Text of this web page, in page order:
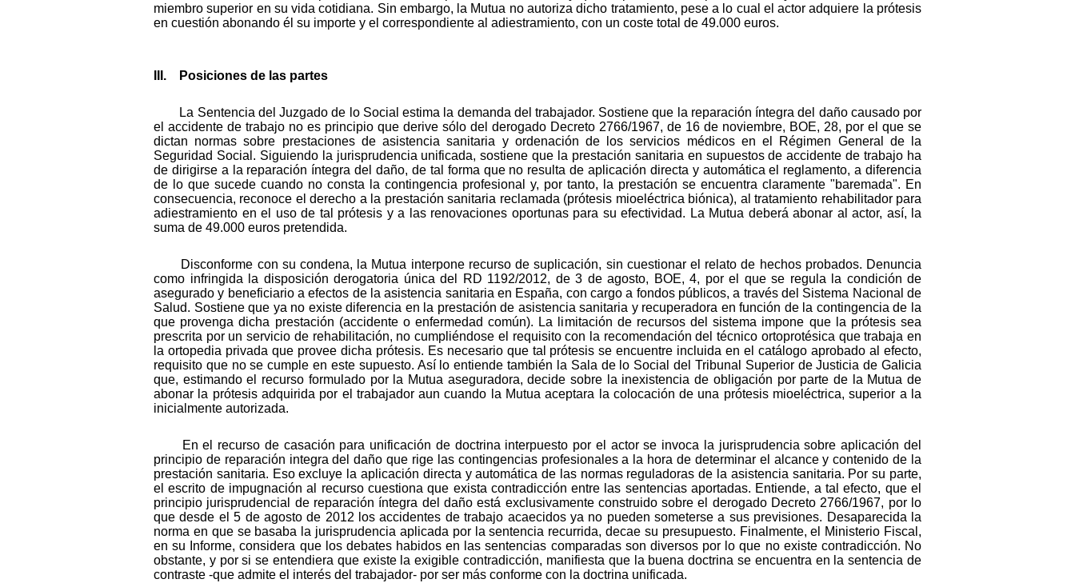
miembro superior en su vida cotidiana. Sin embargo, la Mutua no autoriza dicho tratamiento, pese a lo cual el actor adquiere la prótesis
en cuestión abonando él su importe y el correspondiente al adiestramiento, con un coste total de 49.000 euros.
III. Posiciones de las partes
La Sentencia del Juzgado de lo Social estima la demanda del trabajador. Sostiene que la reparación íntegra del daño causado por
el accidente de trabajo no es principio que derive sólo del derogado Decreto 2766/1967, de 16 de noviembre, BOE, 28, por el que se
dictan normas sobre prestaciones de asistencia sanitaria y ordenación de los servicios médicos en el Régimen General de la
Seguridad Social. Siguiendo la jurisprudencia unificada, sostiene que la prestación sanitaria en supuestos de accidente de trabajo ha
de dirigirse a la reparación íntegra del daño, de tal forma que no resulta de aplicación directa y automática el reglamento, a diferencia
de lo que sucede cuando no consta la contingencia profesional y, por tanto, la prestación se encuentra claramente "baremada". En
consecuencia, reconoce el derecho a la prestación sanitaria reclamada (prótesis mioeléctrica biónica), al tratamiento rehabilitador para
adiestramiento en el uso de tal prótesis y a las renovaciones oportunas para su efectividad. La Mutua deberá abonar al actor, así, la
suma de 49.000 euros pretendida.
Disconforme con su condena, la Mutua interpone recurso de suplicación, sin cuestionar el relato de hechos probados. Denuncia
como infringida la disposición derogatoria única del RD 1192/2012, de 3 de agosto, BOE, 4, por el que se regula la condición de
asegurado y beneficiario a efectos de la asistencia sanitaria en España, con cargo a fondos públicos, a través del Sistema Nacional de
Salud. Sostiene que ya no existe diferencia en la prestación de asistencia sanitaria y recuperadora en función de la contingencia de la
que provenga dicha prestación (accidente o enfermedad común). La limitación de recursos del sistema impone que la prótesis sea
prescrita por un servicio de rehabilitación, no cumpliéndose el requisito con la recomendación del técnico ortoprotésica que trabaja en
la ortopedia privada que provee dicha prótesis. Es necesario que tal prótesis se encuentre incluida en el catálogo aprobado al efecto,
requisito que no se cumple en este supuesto. Así lo entiende también la Sala de lo Social del Tribunal Superior de Justicia de Galicia
que, estimando el recurso formulado por la Mutua aseguradora, decide sobre la inexistencia de obligación por parte de la Mutua de
abonar la prótesis adquirida por el trabajador aun cuando la Mutua aceptara la colocación de una prótesis mioeléctrica, superior a la
inicialmente autorizada.
En el recurso de casación para unificación de doctrina interpuesto por el actor se invoca la jurisprudencia sobre aplicación del
principio de reparación integra del daño que rige las contingencias profesionales a la hora de determinar el alcance y contenido de la
prestación sanitaria. Eso excluye la aplicación directa y automática de las normas reguladoras de la asistencia sanitaria. Por su parte,
el escrito de impugnación al recurso cuestiona que exista contradicción entre las sentencias aportadas. Entiende, a tal efecto, que el
principio jurisprudencial de reparación íntegra del daño está exclusivamente construido sobre el derogado Decreto 2766/1967, por lo
que desde el 5 de agosto de 2012 los accidentes de trabajo acaecidos ya no pueden someterse a sus previsiones. Desaparecida la
norma en que se basaba la jurisprudencia aplicada por la sentencia recurrida, decae su presupuesto. Finalmente, el Ministerio Fiscal,
en su Informe, considera que los debates habidos en las sentencias comparadas son diversos por lo que no existe contradicción. No
obstante, y por si se entendiera que existe la exigible contradicción, manifiesta que la buena doctrina se encuentra en la sentencia de
contraste -que admite el interés del trabajador- por ser más conforme con la doctrina unificada.